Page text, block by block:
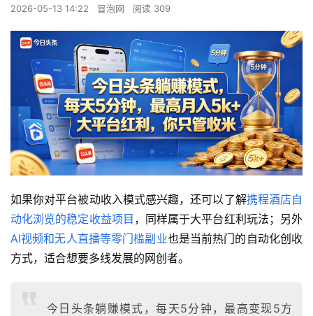
2026-05-13 14:22 冒泡网 阅读 309
如果你对平台被动收入模式感兴趣，还可以了解携程酒店自
动化浏览的稳定收益项目 ，同样属于大平台红利玩法；另外
AI视频和无人直播等零门槛副业也是当前热门的自动化创收
方式，适合想要多线发展的网创者。
今日头条躺賺模式，每天5分钟，最高变现5方